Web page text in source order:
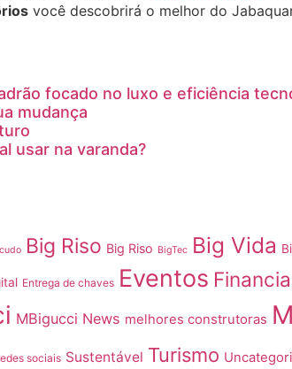
você descobrirá o melhor do
focado no luxo e eficiência
mudança
usar na varanda?
Big Riso Big Riso BigTec Big Vida
Entrega de chaves Eventos
MBigucci News melhores construtoras
sociais Sustentável Turismo